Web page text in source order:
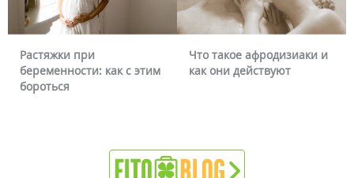
Растяжки при
беременности: как с этим
бороться
Что такое афродизиаки и
как они действуют